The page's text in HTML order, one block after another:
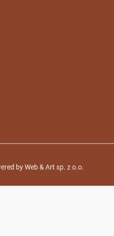
byWeb & Art sp. z o.o.